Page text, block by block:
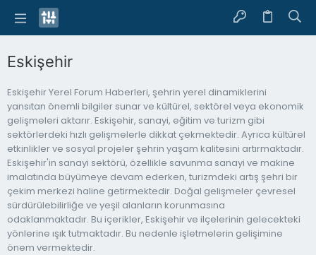
Eskişehir
Eskişehir Yerel Forum Haberleri, şehrin yerel dinamiklerini
yansıtan önemli bilgiler sunar ve kültürel, sektörel veya ekonomik
gelişmeleri aktarır. Eskişehir, sanayi, eğitim ve turizm gibi
sektörlerdeki hızlı gelişmelerle dikkat çekmektedir. Ayrıca kültürel
etkinlikler ve sosyal projeler şehrin yaşam kalitesini artırmaktadır.
Eskişehir'in sanayi sektörü, özellikle savunma sanayi ve makine
imalatında büyümeye devam ederken, turizmdeki artış şehri bir
çekim merkezi haline getirmektedir. Doğal gelişmeler çevresel
sürdürülebilirliğe ve yeşil alanların korunmasına
odaklanmaktadır. Bu içerikler, Eskişehir ve ilçelerinin gelecekteki
yönlerine ışık tutmaktadır. Bu nedenle işletmelerin gelişimine
önem vermektedir.